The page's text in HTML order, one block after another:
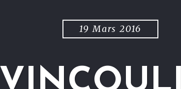
19 Mars 2016